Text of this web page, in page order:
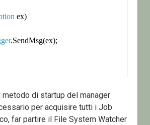
ex)
.SendMsg(ex);
di startup del manager
per acquisire tutti i Job
far partire il File System Watcher